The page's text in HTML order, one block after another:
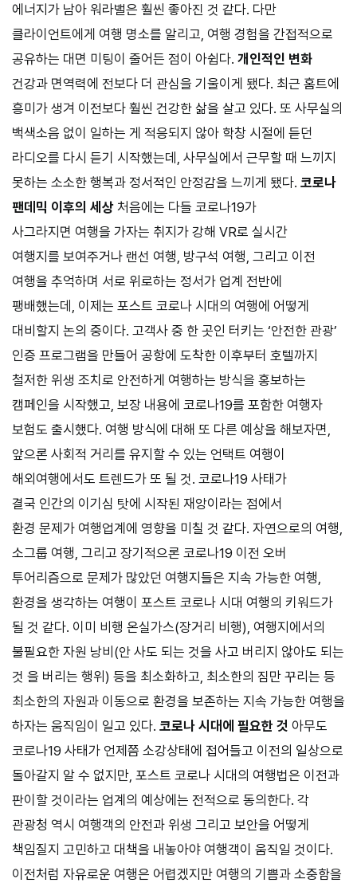
에너지가 남아 워라밸은 훨씬 좋아진 것 같다. 다만
클라이언트에게 여행 명소를 알리고, 여행 경험을 간접적으로
공유하는 대면 미팅이 줄어든 점이 아쉽다. 개인적인 변화
건강과 면역력에 전보다 더 관심을 기울이게 됐다. 최근 홈트에
흥미가 생겨 이전보다 훨씬 건강한 삶을 살고 있다. 또 사무실의
백색소음 없이 일하는 게 적응되지 않아 학창 시절에 듣던
라디오를 다시 듣기 시작했는데, 사무실에서 근무할 때 느끼지
못하는 소소한 행복과 정서적인 안정감을 느끼게 됐다. 코로나
팬데믹 이후의 세상 처음에는 다들 코로나19가
사그라지면 여행을 가자는 취지가 강해 VR로 실시간
여행지를 보여주거나 랜선 여행, 방구석 여행, 그리고 이전
여행을 추억하며 서로 위로하는 정서가 업계 전반에
팽배했는데, 이제는 포스트 코로나 시대의 여행에 어떻게
대비할지 논의 중이다. 고객사 중 한 곳인 터키는 ‘안전한 관광’
인증 프로그램을 만들어 공항에 도착한 이후부터 호텔까지
철저한 위생 조치로 안전하게 여행하는 방식을 홍보하는
캠페인을 시작했고, 보장 내용에 코로나19를 포함한 여행자
보험도 출시했다. 여행 방식에 대해 또 다른 예상을 해보자면,
앞으론 사회적 거리를 유지할 수 있는 언택트 여행이
해외여행에서도 트렌드가 또 될 것. 코로나19 사태가
결국 인간의 이기심 탓에 시작된 재앙이라는 점에서
환경 문제가 여행업계에 영향을 미칠 것 같다. 자연으로의 여행,
소그룹 여행, 그리고 장기적으론 코로나19 이전 오버
투어리즘으로 문제가 많았던 여행지들은 지속 가능한 여행,
환경을 생각하는 여행이 포스트 코로나 시대 여행의 키워드가
될 것 같다. 이미 비행 온실가스(장거리 비행), 여행지에서의
불필요한 자원 낭비(안 사도 되는 것을 사고 버리지 않아도 되는
것 을 버리는 행위) 등을 최소화하고, 최소한의 짐만 꾸리는 등
최소한의 자원과 이동으로 환경을 보존하는 지속 가능한 여행을
하자는 움직임이 일고 있다. 코로나 시대에 필요한 것 아무도
코로나19 사태가 언제쯤 소강상태에 접어들고 이전의 일상으로
돌아갈지 알 수 없지만, 포스트 코로나 시대의 여행법은 이전과
판이할 것이라는 업계의 예상에는 전적으로 동의한다. 각
관광청 역시 여행객의 안전과 위생 그리고 보안을 어떻게
책임질지 고민하고 대책을 내놓아야 여행객이 움직일 것이다.
이전처럼 자유로운 여행은 어렵겠지만 여행의 기쁨과 소중함을